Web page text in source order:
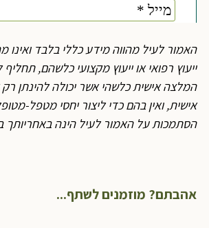
האמור לעיל מהווה מידע כללי בלבד ואינו
ייעוץ רפואי או ייעוץ מקצועי כלשהם, תחליף
המלצה אישית כלשהי אשר יכולה להינתן רק
אישית, ואין בהם כדי ליצור יחסי מטפל-
הסתמכות על האמור לעיל הינה באחריותך
אהבתם? מוזמנים לשתף...